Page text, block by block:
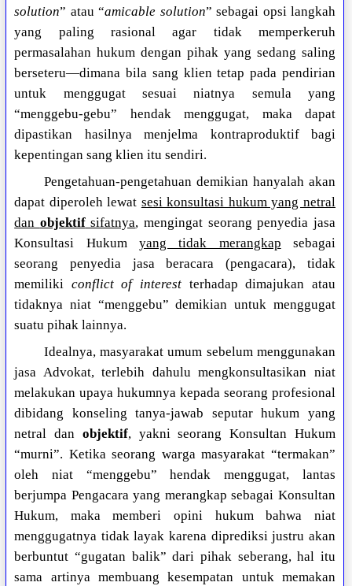
solution” atau “amicable solution” sebagai opsi langkah
yang paling rasional agar tidak memperkeruh
permasalahan hukum dengan pihak yang sedang saling
berseteru—dimana bila sang klien tetap pada pendirian
untuk menggugat sesuai niatnya semula yang
“menggebu-gebu” hendak menggugat, maka dapat
dipastikan hasilnya menjelma kontraproduktif bagi
kepentingan sang klien itu sendiri.
Pengetahuan-pengetahuan demikian hanyalah akan
dapat diperoleh lewat sesi konsultasi hukum yang netral
dan objektifsifatnya, mengingat seorang penyedia jasa
Konsultasi Hukum yang tidak merangkap sebagai
seorang penyedia jasa beracara (pengacara), tidak
memiliki conflict of interest terhadap dimajukan atau
tidaknya niat “menggebu” demikian untuk menggugat
suatu pihak lainnya.
Idealnya, masyarakat umum sebelum menggunakan
jasa Advokat, terlebih dahulu mengkonsultasikan niat
melakukan upaya hukumnya kepada seorang profesional
dibidang konseling tanya-jawab seputar hukum yang
netral dan objektif, yakni seorang Konsultan Hukum
“murni”. Ketika seorang warga masyarakat “termakan”
oleh niat “menggebu” hendak menggugat, lantas
berjumpa Pengacara yang merangkap sebagai Konsultan
Hukum, maka memberi opini hukum bahwa niat
menggugatnya tidak layak karena diprediksi justru akan
berbuntut “gugatan balik” dari pihak seberang, hal itu
sama artinya membuang kesempatan untuk memakan